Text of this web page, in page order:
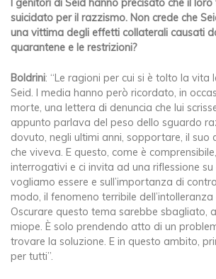
I genitori di Seid hanno precisato che il
suicidato per il razzismo. Non crede che
una vittima degli effetti collaterali causati
quarantene e le restrizioni?
Boldrini: “Le ragioni per cui si è tolto la vita
Seid. I media hanno però ricordato, in
morte, una lettera di denuncia che lui
appunto parlava del peso dello sguardo
dovuto, negli ultimi anni, sopportare, il suo
che viveva. E questo, come è
interrogativi e ci invita ad una riflessione su
vogliamo essere e sull’importanza di
modo, il fenomeno terribile
Oscurare questo tema sarebbe sbagliato,
miope. È solo prendendo atto di un
trovare la soluzione. E in questo ambito,
per tutti”.